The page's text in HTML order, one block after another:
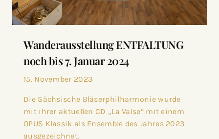
Wanderausstellung ENTFALTUNG
noch bis 7. Januar 2024
15. November 2023
Die Sächsische Bläserphilharmonie wurde
mit ihrer aktuellen CD „La Valse“ mit einem
OPUS Klassik als Ensemble des Jahres 2023
ausgezeichnet.